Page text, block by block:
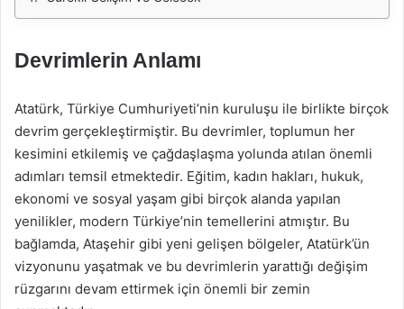
Devrimlerin Anlamı
Atatürk, Türkiye Cumhuriyeti’nin kuruluşu ile birlikte birçok
devrim gerçekleştirmiştir. Bu devrimler, toplumun her
kesimini etkilemiş ve çağdaşlaşma yolunda atılan önemli
adımları temsil etmektedir. Eğitim, kadın hakları, hukuk,
ekonomi ve sosyal yaşam gibi birçok alanda yapılan
yenilikler, modern Türkiye’nin temellerini atmıştır. Bu
bağlamda, Ataşehir gibi yeni gelişen bölgeler, Atatürk’ün
vizyonunu yaşatmak ve bu devrimlerin yarattığı değişim
rüzgarını devam ettirmek için önemli bir zemin